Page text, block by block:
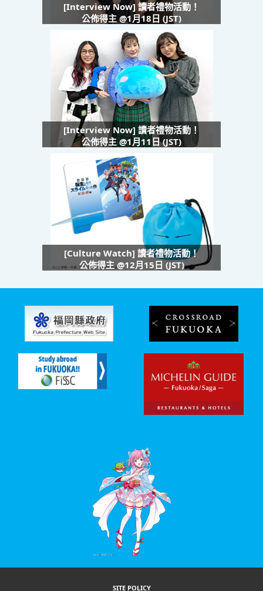
[Interview Now] 讀者禮物活動！
公佈得主 @1月18日 (JST)
[Interview Now] 讀者禮物活動！
公佈得主 @1月11日 (JST)
[Culture Watch] 讀者禮物活動！
公佈得主 @12月15日 (JST)
SITE POLICY